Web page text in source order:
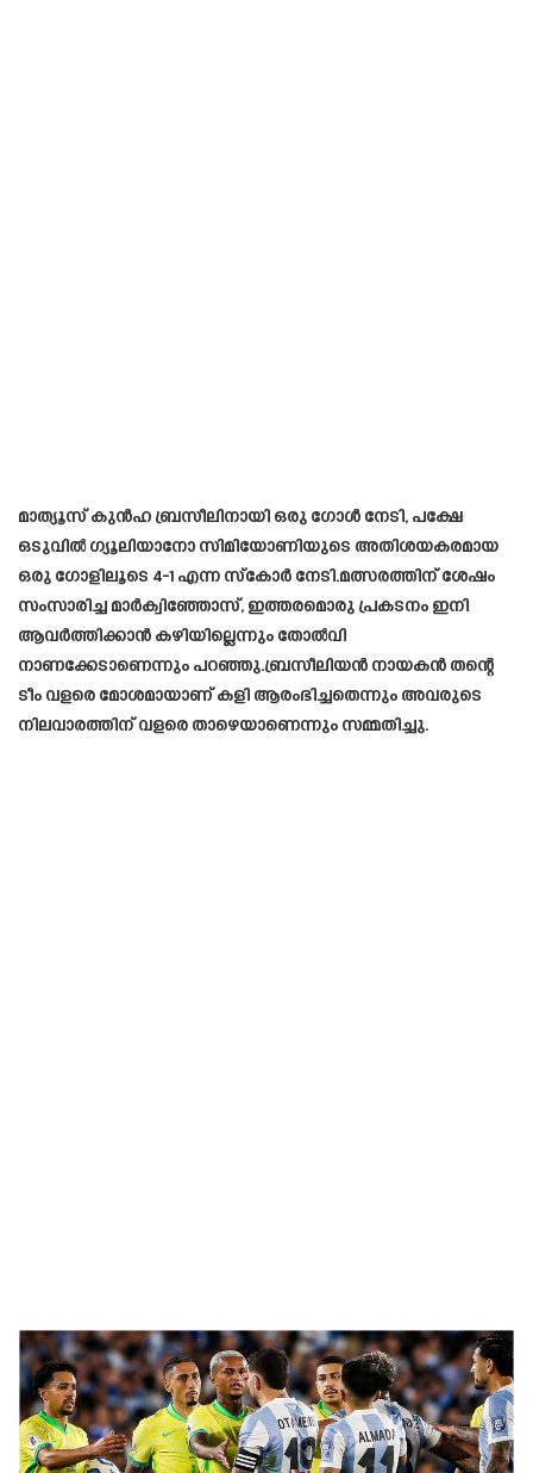
മാത്യൂസ് കുൻഹ ബ്രസീലിനായി ഒരു ഗോൾ നേടി, പക്ഷേ
ഒടുവിൽ ഗ്യൂലിയാനോ സിമിയോണിയുടെ അതിശയകരമായ
ഒരു ഗോളിലൂടെ 4-1 എന്ന സ്കോർ നേടി.മത്സരത്തിന് ശേഷം
സംസാരിച്ച മാർക്വിഞ്ഞോസ്, ഇത്തരമൊരു പ്രകടനം ഇനി
ആവർത്തിക്കാൻ കഴിയില്ലെന്നും തോൽവി
നാണക്കേടാണെന്നും പറഞ്ഞു.ബ്രസീലിയൻ നായകൻ തന്റെ
ടീം വളരെ മോശമായാണ് കളി ആരംഭിച്ചതെന്നും അവരുടെ
നിലവാരത്തിന് വളരെ താഴെയാണെന്നും സമ്മതിച്ചു.